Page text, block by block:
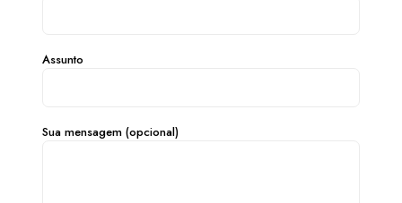
Assunto
Sua mensagem (opcional)